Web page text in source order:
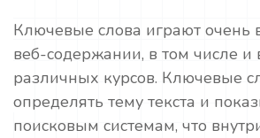
Ключевые слова играют очень
веб-содержании, в том числе и
различных курсов. Ключевые
определять тему текста и
поисковым системам, что